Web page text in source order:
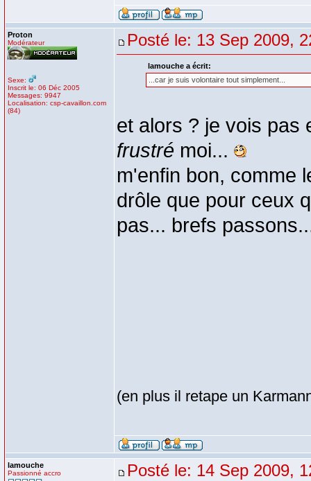
Proton
Modérateur
Sexe:
Inscrit le: 06 Déc 2005
Messages: 9947
Localisation: csp-cavaillon.com
(84)
Posté le: 13 Sep 2009,
lamouche a écrit:
...car je suis volontaire tout simplement...
et alors ? je vois pas
frustré moi...
m'enfin bon, comme
drôle que pour ceux
pas... brefs
(en plus il retape un
lamouche
Passionné accro Posté le: 14 Sep 2009,